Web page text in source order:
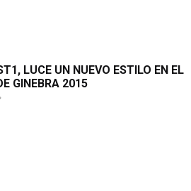
LUCE UN NUEVO ESTILO EN EL
GINEBRA 2015